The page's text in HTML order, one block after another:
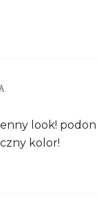
look!
kolor!